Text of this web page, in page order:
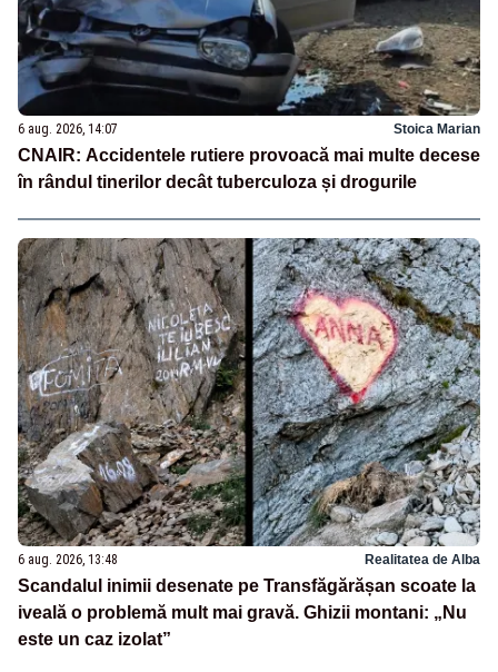
6 aug. 2026, 14:07 Stoica Marian
CNAIR: Accidentele rutiere provoacă mai multe decese
în rândul tinerilor decât tuberculoza și drogurile
6 aug. 2026, 13:48 Realitatea de Alba
Scandalul inimii desenate pe Transfăgărășan scoate la
iveală o problemă mult mai gravă. Ghizii montani: „Nu
este un caz izolat”